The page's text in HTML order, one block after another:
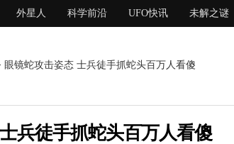
外星人 科学前沿 UFO快讯 未解之谜
镜蛇攻击姿态 士兵徒手抓蛇头百万人看傻
兵徒手抓蛇头百万人看傻